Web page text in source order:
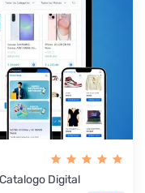
Digital